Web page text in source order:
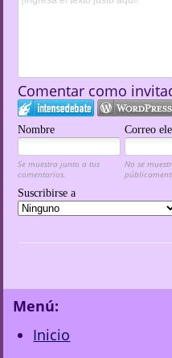
Comentar como
Nombre Correo
Se muestra junto a tus
comentarios.
No se
Suscribirse a
Menú:
Inicio